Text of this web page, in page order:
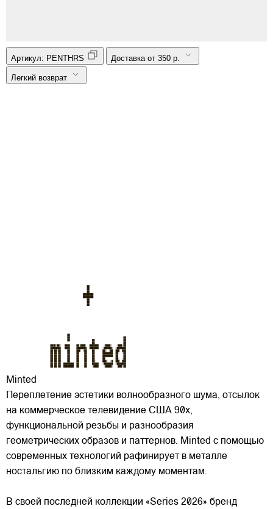
Артикул: PENTHRS Доставка от 350 р.
Легкий возврат
Minted
Переплетение эстетики волнообразного шума, отсылок
на коммерческое телевидение США 90х,
функциональной резьбы и разнообразия
геометрических образов и паттернов. Minted с помощью
современных технологий рафинирует в металле
ностальгию по близким каждому моментам.
В своей последней коллекции «Series 2026» бренд